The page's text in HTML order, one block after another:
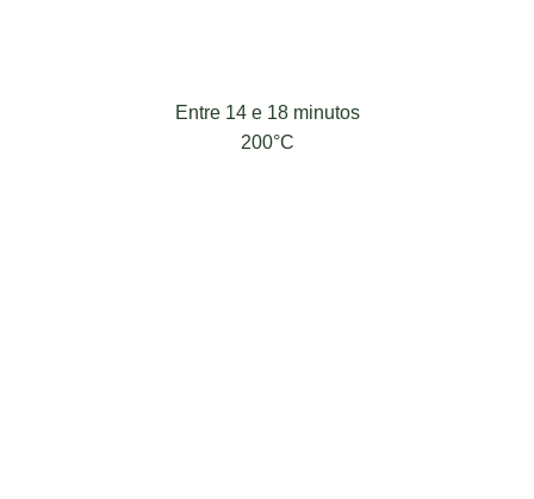
Entre 14 e 18 minutos
200°C